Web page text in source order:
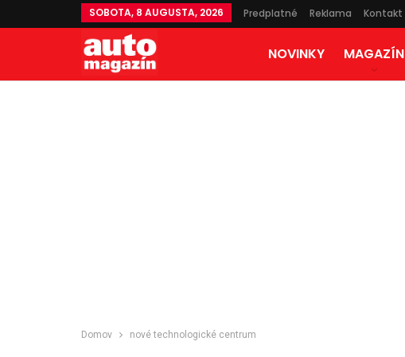
SOBOTA, 8 AUGUSTA, 2026 Predplatné Reklama Kontakt
NOVINKY MAGAZÍN
Domov nové technologické centrum